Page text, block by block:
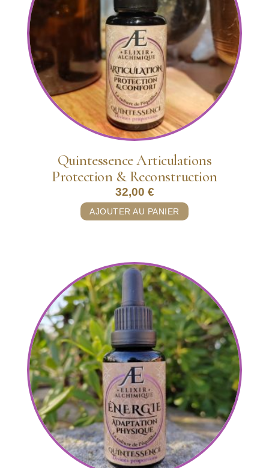
Quintessence Articulations
Protection & Reconstruction
32,00 €
AJOUTER AU PANIER